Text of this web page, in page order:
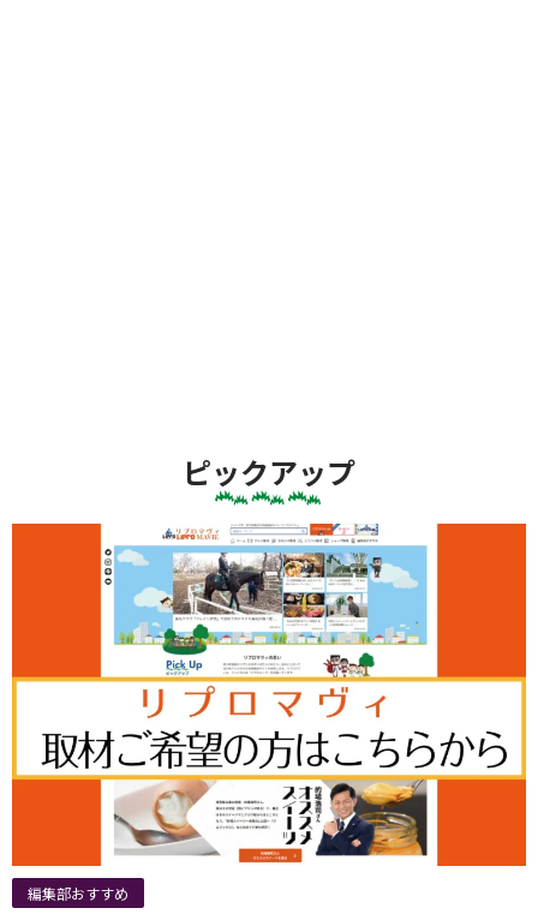
ピックアップ
編集部おすすめ